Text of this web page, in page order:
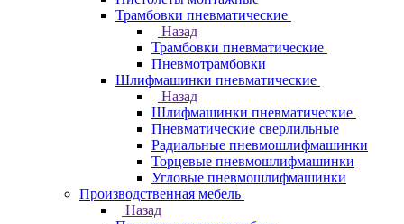
Трамбовки пневматические
Назад
Трамбовки пневматические
Пневмотрамбовки
Шлифмашинки пневматические
Назад
Шлифмашинки пневматические
Пневматические сверлильные
Радиальные пневмошлифмашинки
Торцевые пневмошлифмашинки
Угловые пневмошлифмашинки
Производственная мебель
Назад